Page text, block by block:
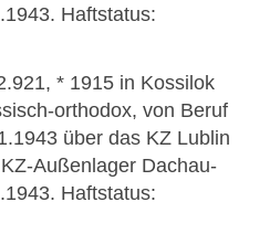
Haftstatus:
* 1915 in Kossilok
orthodox, von Beruf
über das KZ Lublin
Außenlager Dachau-
Haftstatus: